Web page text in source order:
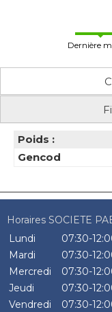
Dernière
Poids :
Gencod
Horaires SOCIETE
Lundi
07:30-
Mardi
07:30-
Mercredi
07:30-
Jeudi
07:30-
Vendredi
07:30-